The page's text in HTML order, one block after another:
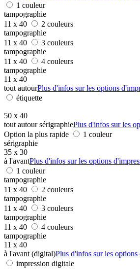
1 couleur
tampographie
11 x 40
2 couleurs
tampographie
11 x 40
3 couleurs
tampographie
11 x 40
4 couleurs
tampographie
11 x 40
tout autourPlus d'infos sur les options
étiquette
50 x 40
tout autour sérigraphiePlus d'infos sur les
Option la plus rapide
1 couleur
sérigraphie
35 x 30
à l'avantPlus d'infos sur les options
1 couleur
tampographie
11 x 40
2 couleurs
tampographie
11 x 40
3 couleurs
tampographie
11 x 40
4 couleurs
tampographie
11 x 40
à l'avant (digital)Plus d'infos sur les options
impression digitale